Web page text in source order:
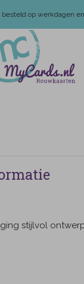
besteld op werkdagen
stijlvol